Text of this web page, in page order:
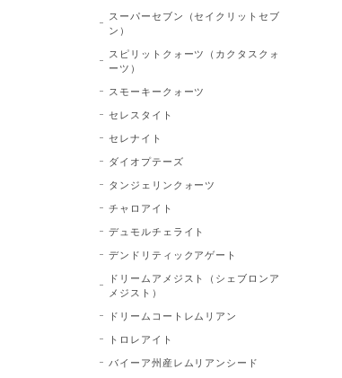
スーパーセブン（セイクリットセブ
ン）
スピリットクォーツ（カクタスクォ
ーツ）
スモーキークォーツ
セレスタイト
セレナイト
ダイオプテーズ
タンジェリンクォーツ
チャロアイト
デュモルチェライト
デンドリティックアゲート
ドリームアメジスト（シェブロンア
メジスト）
ドリームコートレムリアン
トロレアイト
バイーア州産レムリアンシード